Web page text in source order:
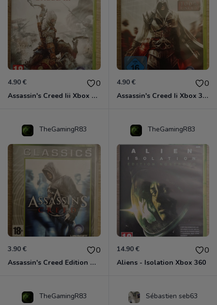
4.90 € 0
Assassin's Creed Iii Xbox 360
4.90 € 0
Assassin's Creed Ii Xbox 360
TheGamingR83
3.90 € 0
Assassin's Creed Edition Classics Xbox 360
TheGamingR83
14.90 € 0
Aliens - Isolation Xbox 360
TheGamingR83 Sébastien seb63